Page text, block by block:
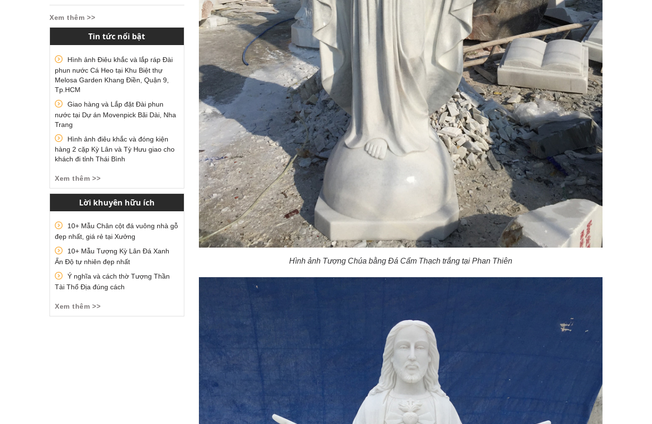
Xem thêm >>
Tin tức nổi bật
Hình ảnh Điêu khắc và lắp ráp Đài
phun nước Cá Heo tại Khu Biệt thự
Melosa Garden Khang Điền, Quận 9,
Tp.HCM
Giao hàng và Lắp đặt Đài phun
nước tại Dự án Movenpick Bãi Dài, Nha
Trang
Hình ảnh điêu khắc và đóng kiện
hàng 2 cặp Kỳ Lân và Tỳ Hưu giao cho
khách đi tỉnh Thái Bình
Xem thêm >>
Lời khuyên hữu ích
10+ Mẫu Chân cột đá vuông nhà gỗ
đẹp nhất, giá rẻ tại Xưởng
10+ Mẫu Tượng Kỳ Lân Đá Xanh
Ấn Độ tự nhiên đẹp nhất
Ý nghĩa và cách thờ Tượng Thần
Tài Thổ Địa đúng cách
Xem thêm >>
Hình ảnh Tượng Chúa bằng Đá Cẩm Thạch trắng tại Phan Thiên